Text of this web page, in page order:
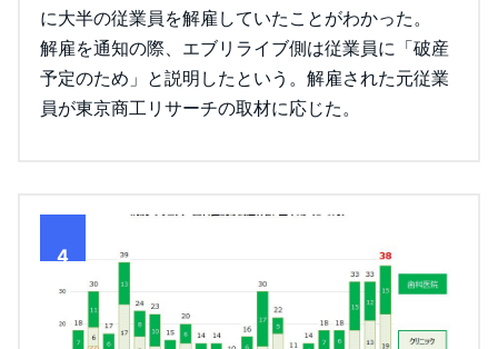
に大半の従業員を解雇していたことがわかった。
解雇を通知の際、エブリライブ側は従業員に「破産
予定のため」と説明したという。解雇された元従業
員が東京商工リサーチの取材に応じた。
4